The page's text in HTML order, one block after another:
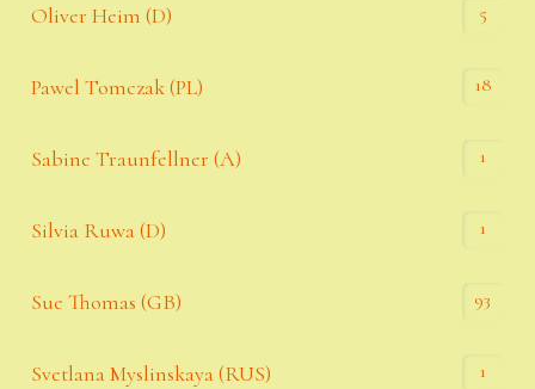
Oliver Heim (D) 5
Pawel Tomczak (PL) 18
Sabine Traunfellner (A) 1
Silvia Ruwa (D) 1
Sue Thomas (GB) 93
Svetlana Myslinskaya (RUS) 1